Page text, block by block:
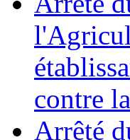
contre
Arrêté